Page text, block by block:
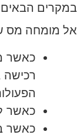
במקרים הבאים
אל מומחה מס
כאשר
כאשר
כאשר